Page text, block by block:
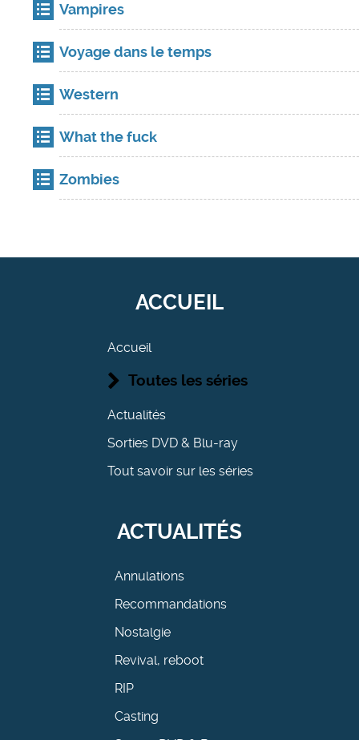
Vampires
Voyage dans le temps
Western
What the fuck
Zombies
ACCUEIL
Accueil
Toutes les séries
Actualités
Sorties DVD & Blu-ray
Tout savoir sur les séries
ACTUALITÉS
Annulations
Recommandations
Nostalgie
Revival, reboot
RIP
Casting